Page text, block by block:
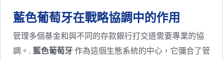
藍色葡萄牙在戰略協調中的作用
管理多個基金和與不同的存款銀行打交道需要專業的協
調。. 藍色葡萄牙 作為這個生態系統的中心，它彌合了管